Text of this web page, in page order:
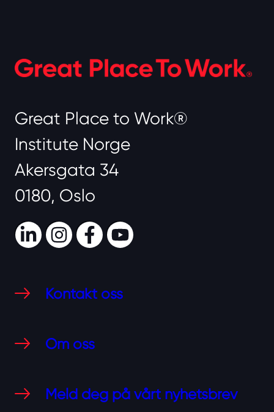
Great Place to Work®
Institute Norge
Akersgata 34
0180, Oslo
Kontakt oss
Om oss
Meld deg på vårt nyhetsbrev